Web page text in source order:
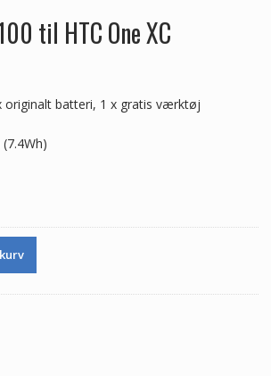
til HTC One XC
originalt batteri, 1 x gratis værktøj